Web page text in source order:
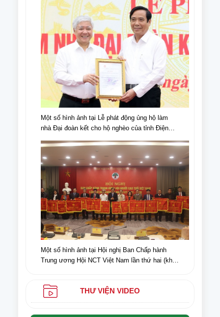
Một số hình ảnh tại Lễ phát động ủng hộ làm
nhà Đại đoàn kết cho hộ nghèo của tỉnh Điện
Biên Phủ (07/5/1954-07/5/2024)
Một số hình ảnh tại Hội nghị Ban Chấp hành
Trung ương Hội NCT Việt Nam lần thứ hai (khóa
THƯ VIỆN VIDEO